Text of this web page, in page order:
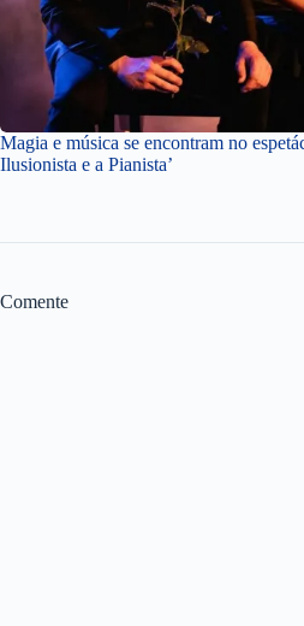
Magia e música se encontram no
Ilusionista e a Pianista’
Comente